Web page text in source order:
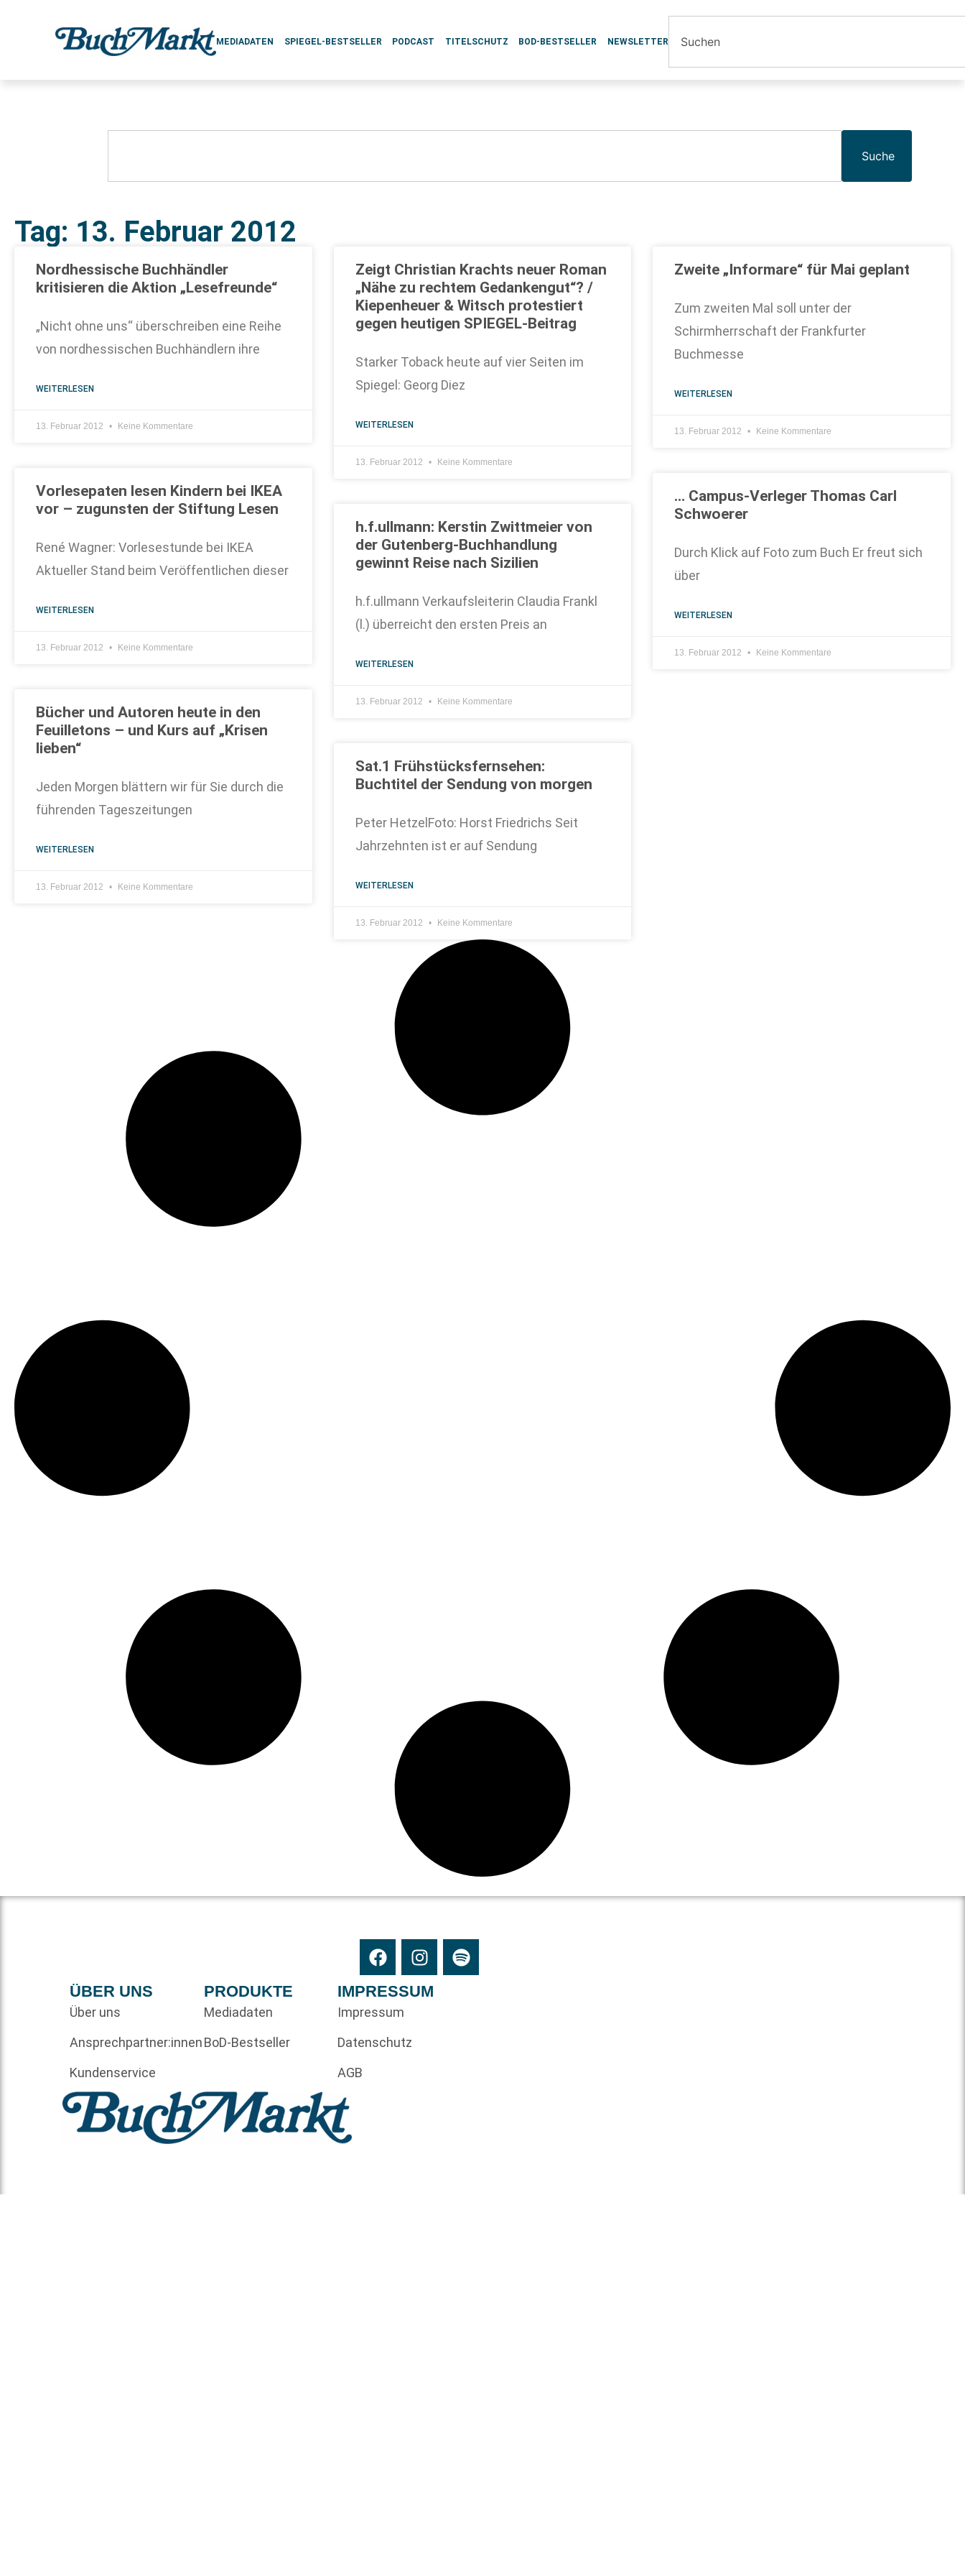
MEDIADATEN SPIEGEL-BESTSELLER PODCAST TITELSCHUTZ BOD-BESTSELLER NEWSLETTER
Suche
Tag: 13. Februar 2012
Nordhessische Buchhändler
kritisieren die Aktion „Lesefreunde“
„Nicht ohne uns“ überschreiben eine Reihe
von nordhessischen Buchhändlern ihre
WEITERLESEN
13. Februar 2012 Keine Kommentare
Zeigt Christian Krachts neuer Roman
„Nähe zu rechtem Gedankengut“? /
Kiepenheuer & Witsch protestiert
gegen heutigen SPIEGEL-Beitrag
Starker Toback heute auf vier Seiten im
Spiegel: Georg Diez
WEITERLESEN
13. Februar 2012 Keine Kommentare
Zweite „Informare“ für Mai geplant
Zum zweiten Mal soll unter der
Schirmherrschaft der Frankfurter
Buchmesse
WEITERLESEN
13. Februar 2012 Keine Kommentare
Vorlesepaten lesen Kindern bei IKEA
vor – zugunsten der Stiftung Lesen
René Wagner: Vorlesestunde bei IKEA
Aktueller Stand beim Veröffentlichen dieser
WEITERLESEN
13. Februar 2012 Keine Kommentare
h.f.ullmann: Kerstin Zwittmeier von
der Gutenberg-Buchhandlung
gewinnt Reise nach Sizilien
h.f.ullmann Verkaufsleiterin Claudia Frankl
(l.) überreicht den ersten Preis an
WEITERLESEN
13. Februar 2012 Keine Kommentare
… Campus-Verleger Thomas Carl
Schwoerer
Durch Klick auf Foto zum Buch Er freut sich
über
WEITERLESEN
13. Februar 2012 Keine Kommentare
Bücher und Autoren heute in den
Feuilletons – und Kurs auf „Krisen
lieben“
Jeden Morgen blättern wir für Sie durch die
führenden Tageszeitungen
WEITERLESEN
13. Februar 2012 Keine Kommentare
Sat.1 Frühstücksfernsehen:
Buchtitel der Sendung von morgen
Peter HetzelFoto: Horst Friedrichs Seit
Jahrzehnten ist er auf Sendung
WEITERLESEN
13. Februar 2012 Keine Kommentare
ÜBER UNS
Über uns
Ansprechpartner:innen
Kundenservice
PRODUKTE
Mediadaten
BoD-Bestseller
IMPRESSUM
Impressum
Datenschutz
AGB